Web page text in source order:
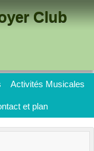
Club
Activités Musicales
et plan